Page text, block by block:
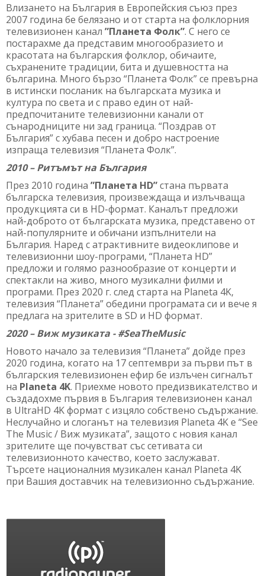
Влизането на България в Европейския съюз през
2007 година бе белязано и от старта на фолклорния
телевизионен канал ”Планета Фолк”. С него се
постарахме да представим многообразието и
красотата на българския фолклор, обичаите,
съхранените традиции, бита и душевността на
българина. Много бързо “Планета Фолк” се превърна
в истински посланик на българската музика и
култура по света и с право един от най-
предпочитаните телевизионни канали от
сънародниците ни зад граница. “Поздрав от
България” с хубава песен и добро настроение
изпраща телевизия “Планета Фолк”.
2010 – Ритъмът на България
През 2010 година ”Планета HD”стана първата
българска телевизия, произвеждаща и излъчваща
продукцията си в HD-формат. Каналът предложи
най-доброто от българската музика, представено от
най-популярните и обичани изпълнители на
България. Наред с атрактивните видеоклипове и
телевизионни шоу-програми, “Планета HD”
предложи и голямо разнообразие от концерти и
спектакли на живо, много музикални филми и
програми. През 2020 г. след старта на Planeta 4K,
телевизия “Планета” обедини програмата си и вече я
предлага на зрителите в SD и HD формат.
2020 – Виж музиката - #SeaTheMusic
Новото начало за телевизия “Планета” дойде през
2020 година, когато на 17 септември за първи път в
българския телевизионен ефир бе излъчен сигналът
на Planeta 4K. Приехме новото предизвикателство и
създадохме първия в България телевизионен канал
в UltraHD 4K формат с изцяло собствено съдържание.
Неслучайно и слоганът на телевизия Planeta 4K е “See
The Music / Виж музиката”, защото с новия канал
зрителите ще почувстват със сетивата си
телевизионното качество, което заслужават.
Търсете националния музикален канал Planeta 4K
при Вашия доставчик на телевизионно съдържание.